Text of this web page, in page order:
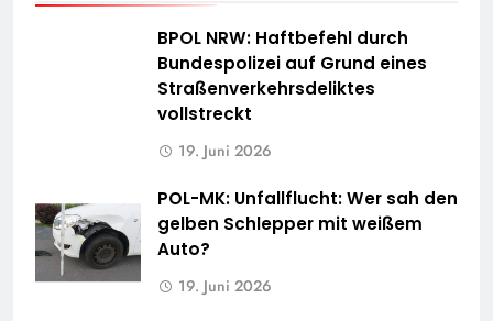
BPOL NRW: Haftbefehl durch
Bundespolizei auf Grund eines
Straßenverkehrsdeliktes
vollstreckt
19. Juni 2026
POL-MK: Unfallflucht: Wer sah den
gelben Schlepper mit weißem
Auto?
19. Juni 2026